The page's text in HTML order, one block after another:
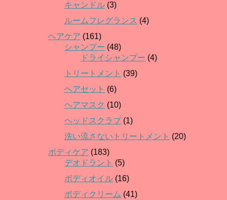
キャンドル (3)
ルームフレグランス (4)
ヘアケア (161)
シャンプー (48)
ドライシャンプー (4)
トリートメント (39)
ヘアセット (6)
ヘアマスク (10)
ヘッドスクラブ (1)
洗い流さないトリートメント (20)
ボディケア (183)
デオドラント (5)
ボディオイル (16)
ボディクリーム (41)